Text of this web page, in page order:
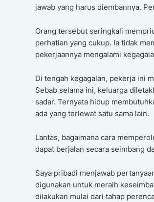
jawab yang harus diembannya.
Orang tersebut seringkali
perhatian yang cukup. Ia tidak
pekerjaannya mengalami
Di tengah kegagalan, pekerja ini
Sebab selama ini, keluarga
sadar. Ternyata hidup
ada yang terlewat satu sama lain.
Lantas, bagaimana cara
dapat berjalan secara seimbang
Saya pribadi menjawab
digunakan untuk meraih
dilakukan mulai dari tahap